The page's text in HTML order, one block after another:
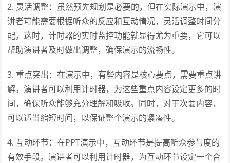
2. 灵活调整：虽然预先规划是必要的，但在实际演示中，演
讲者可能需要根据听众的反应和互动情况，灵活调整时间分
配。这时，计时器的实时监控功能就显得尤为重要，它可以
帮助演讲者及时做出调整，确保演示的流畅性。
3. 重点突出：在演示中，有些内容是核心要点，需要重点讲
解。演讲者可以利用计时器，为这些重点内容设定更多的时
间，确保听众能够充分理解和吸收。同时，对于次要内容，
可以适当缩短时间，以保证整个演示的紧凑性。
4. 互动环节：在PPT演示中，互动环节是提高听众参与度的
有效手段。演讲者可以利用计时器，为互动环节设定一个合